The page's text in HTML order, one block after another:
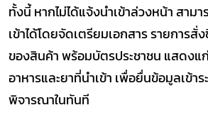
ทั้งนี้ หากไม่ได้แจ้งนำเข้าล่วงหน้า สาม
เข้าได้โดยจัดเตรียมเอกสาร รายการสั่
ของสินค้า พร้อมบัตรประชาชน แสดงแ
อาหารและยาที่นำเข้า เพื่อยื่นข้อมูลเข้าร
พิจารณาในทันที